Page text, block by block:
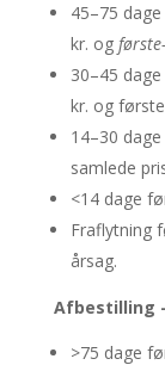
45–75
kr. og
30–45
kr. og
14–30
samlede
<14 dage
Fraflytning
årsag.
Afbestilling
>75 dage